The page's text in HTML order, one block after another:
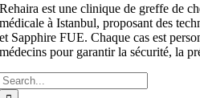
Rehaira est une clinique de greffe de
médicale à Istanbul, proposant des
et Sapphire FUE. Chaque cas est
médecins pour garantir la sécurité, la
: